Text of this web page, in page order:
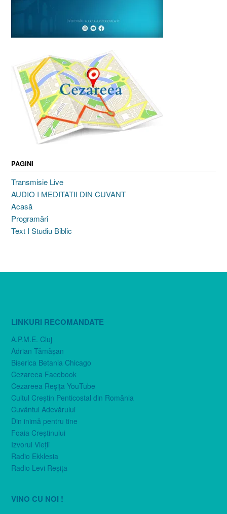
PAGINI
Transmisie Live
AUDIO I MEDITATII DIN CUVANT
Acasă
Programări
Text I Studiu Biblic
LINKURI RECOMANDATE
A.P.M.E. Cluj
Adrian Tămăşan
Biserica Betania Chicago
Cezareea Facebook
Cezareea Reşiţa YouTube
Cultul Creştin Penticostal din România
Cuvântul Adevărului
Din inimă pentru tine
Foaia Creştinului
Izvorul Vieţii
Radio Ekklesia
Radio Levi Reşiţa
VINO CU NOI !